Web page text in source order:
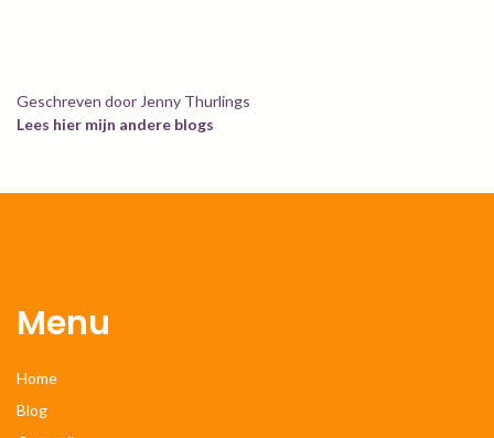
Geschreven door Jenny Thurlings
Lees hier mijn andere blogs
Menu
Home
Blog